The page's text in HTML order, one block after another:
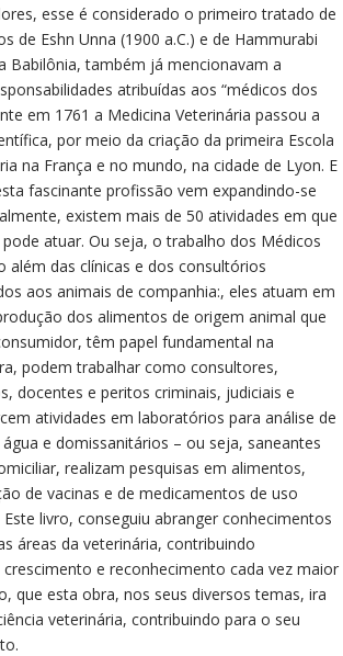
esse é considerado o primeiro tratado de
de Eshn Unna (1900 a.C.) e de Hammurabi
Babilônia, também já mencionavam a
atribuídas aos “médicos dos
em 1761 a Medicina Veterinária passou a
por meio da criação da primeira Escola
na França e no mundo, na cidade de Lyon. E
fascinante profissão vem expandindo-se
existem mais de 50 atividades em que
atuar. Ou seja, o trabalho dos Médicos
além das clínicas e dos consultórios
aos animais de companhia:, eles atuam em
dos alimentos de origem animal que
têm papel fundamental na
podem trabalhar como consultores,
docentes e peritos criminais, judiciais e
atividades em laboratórios para análise de
e domissanitários – ou seja, saneantes
realizam pesquisas em alimentos,
de vacinas e de medicamentos de uso
livro, conseguiu abranger conhecimentos
áreas da veterinária, contribuindo
e reconhecimento cada vez maior
que esta obra, nos seus diversos temas, ira
veterinária, contribuindo para o seu